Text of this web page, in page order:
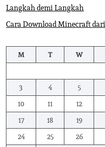
Langkah demi Langkah
Cara Download Minecraft
M T W
3
4 5
10
11 12
17
18 19
24
25 26